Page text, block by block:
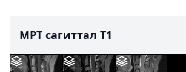
МРТ сагиттал T1